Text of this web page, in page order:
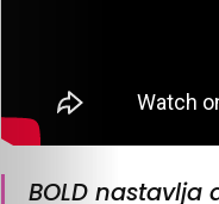
Podrži
nasBOLD